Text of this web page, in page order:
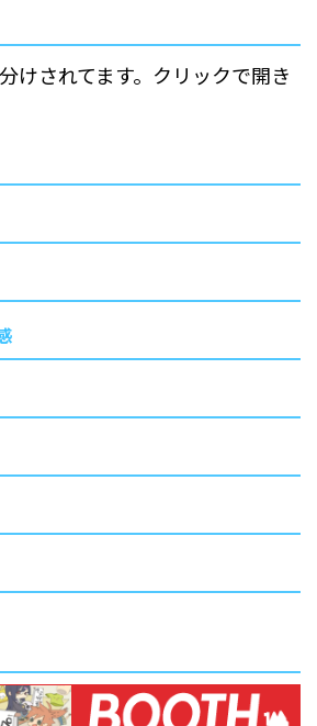
けされてます。クリックで開き